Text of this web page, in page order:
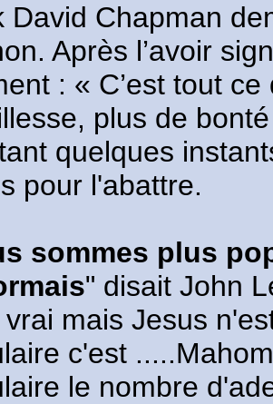
David Chapman
Après l’avoir
: « C’est tout
plus de
quelques
pour l'abattre.
sommes plus
" disait John
vrai mais Jesus
c'est
le nombre